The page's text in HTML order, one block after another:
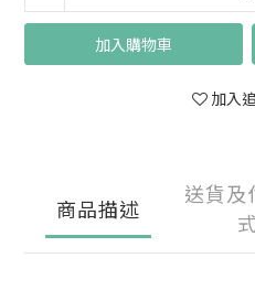
加入購物車
加入
商品描述
送貨及
式